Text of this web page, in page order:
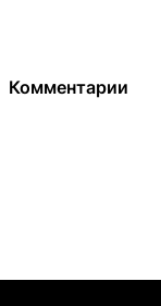
Комментарии